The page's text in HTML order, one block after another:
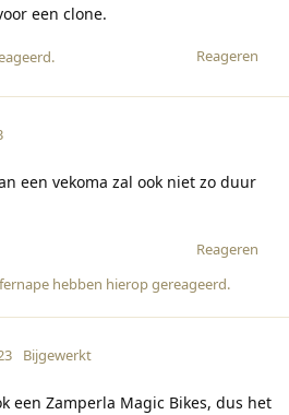
een clone.
Reageren
.
een vekoma zal ook niet zo duur
Reageren
hebben hierop gereageerd.
Bijgewerkt
een Zamperla Magic Bikes, dus het